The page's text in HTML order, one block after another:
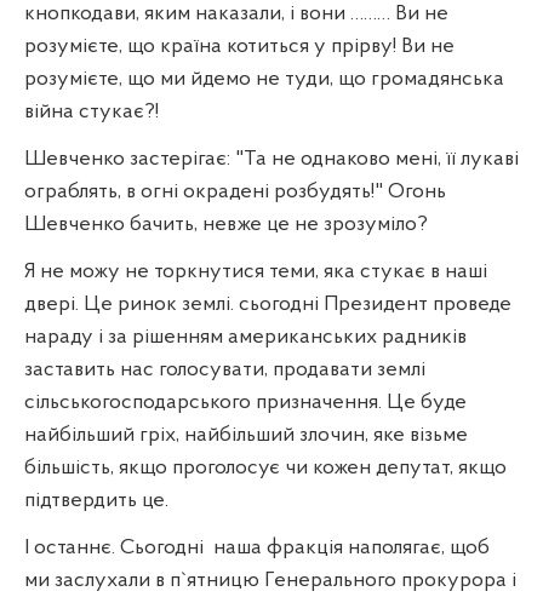
кнопкодави, яким наказали, і вони ……… Ви не
розумієте, що країна котиться у прірву! Ви не
розумієте, що ми йдемо не туди, що громадянська
війна стукає?!
Шевченко застерігає: "Та не однаково мені, її лукаві
ограблять, в огні окрадені розбудять!" Огонь
Шевченко бачить, невже це не зрозуміло?
Я не можу не торкнутися теми, яка стукає в наші
двері. Це ринок землі. сьогодні Президент проведе
нараду і за рішенням американських радників
заставить нас голосувати, продавати землі
сільськогосподарського призначення. Це буде
найбільший гріх, найбільший злочин, яке візьме
більшість, якщо проголосує чи кожен депутат, якщо
підтвердить це.
І останнє. Сьогодні наша фракція наполягає, щоб
ми заслухали в п`ятницю Генерального прокурора і